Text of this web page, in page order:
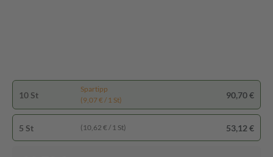
10 St
Spartipp
(9,07 € / 1 St)
90,70 €
5 St (10,62 € / 1 St) 53,12 €